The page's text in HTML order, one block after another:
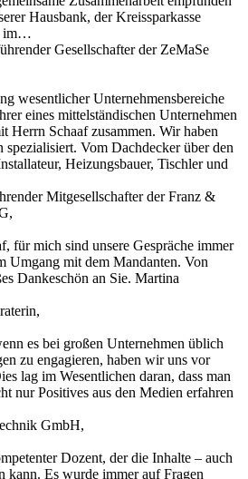
Hausbank, der Kreissparkasse
im…
Gesellschafter der ZeMaSe
wesentlicher Unternehmensbereiche
eines mittelständischen Unternehmen
Herrn Schaaf zusammen. Wir haben
spezialisiert. Vom Dachdecker über den
Heizungsbauer, Tischler und
Mitgesellschafter der Franz &
für mich sind unsere Gespräche immer
Umgang mit dem Mandanten. Von
Dankeschön an Sie. Martina
es bei großen Unternehmen üblich
zu engagieren, haben wir uns vor
lag im Wesentlichen daran, dass man
nur Positives aus den Medien erfahren
GmbH,
Dozent, der die Inhalte – auch
kann. Es wurde immer auf Fragen